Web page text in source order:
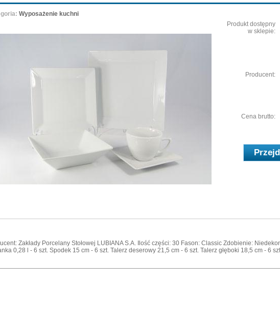
Wyposażenie kuchni
Produkt dostępny
w sklepie:
Producent:
Cena brutto:
Zakłady Porcelany Stołowej LUBIANA S.A. Ilość części: 30 Fason: Classic Zdobienie:
0,28 l - 6 szt. Spodek 15 cm - 6 szt. Talerz deserowy 21,5 cm - 6 szt. Talerz głęboki 18,5 cm - 6